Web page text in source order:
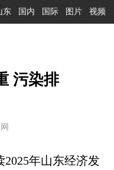
东 国内 国际 图片 视频
污染排
年山东经济发